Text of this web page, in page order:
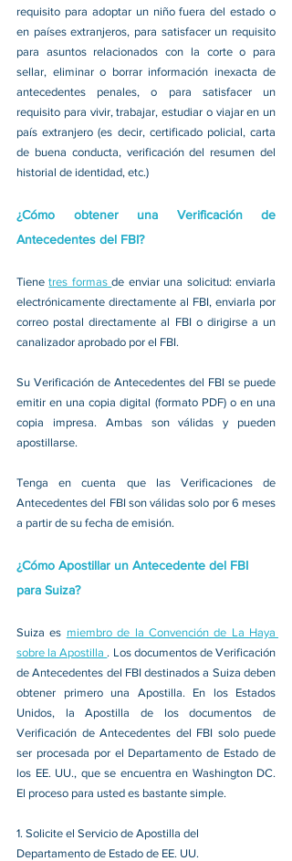
requisito para adoptar un niño fuera del estado o
en países extranjeros, para satisfacer un requisito
para asuntos relacionados con la corte o para
sellar, eliminar o borrar información inexacta de
antecedentes penales, o para satisfacer un
requisito para vivir, trabajar, estudiar o viajar en un
país extranjero (es decir, certificado policial, carta
de buena conducta, verificación del resumen del
historial de identidad, etc.)
¿Cómo obtener una Verificación de
Antecedentes del FBI?
Tiene tres formas de enviar una solicitud: enviarla
electrónicamente directamente al FBI, enviarla por
correo postal directamente al FBI o dirigirse a un
canalizador aprobado por el FBI.
Su Verificación de Antecedentes del FBI se puede
emitir en una copia digital (formato PDF) o en una
copia impresa. Ambas son válidas y pueden
apostillarse.
Tenga en cuenta que las Verificaciones de
Antecedentes del FBI son válidas solo por 6 meses
a partir de su fecha de emisión.
¿Cómo Apostillar un Antecedente del FBI
para Suiza?
Suiza es miembro de la Convención de La Haya
sobre la Apostilla . Los documentos de Verificación
de Antecedentes del FBI destinados a Suiza deben
obtener primero una Apostilla. En los Estados
Unidos, la Apostilla de los documentos de
Verificación de Antecedentes del FBI solo puede
ser procesada por el Departamento de Estado de
los EE. UU., que se encuentra en Washington DC.
El proceso para usted es bastante simple.
1. Solicite el Servicio de Apostilla del
Departamento de Estado de EE. UU.